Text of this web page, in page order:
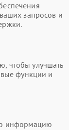
запросов и
чтобы улучшать
функции и
информацию